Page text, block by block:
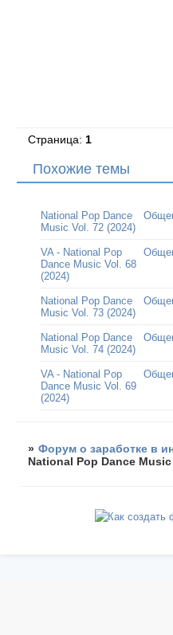
Страница: 1
Похожие темы
National Pop Dance
Music Vol. 72 (2024)
VA - National Pop
Dance Music Vol. 68
(2024)
National Pop Dance
Music Vol. 73 (2024)
National Pop Dance
Music Vol. 74 (2024)
VA - National Pop
Dance Music Vol. 69
(2024)
» Форум о заработке в
National Pop Dance Music